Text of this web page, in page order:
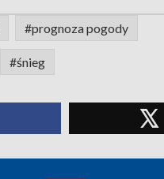
#prognoza pogody
#śnieg